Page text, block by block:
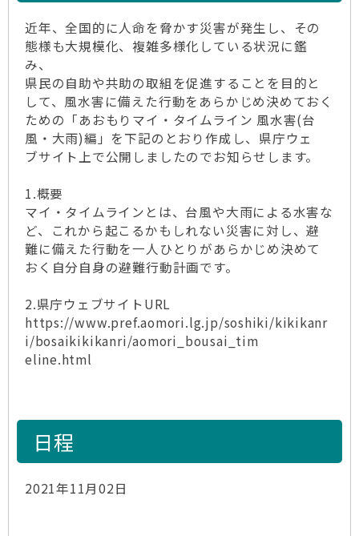
近年、全国的に人命を脅かす災害が発生し、その
態様も大規模化、複雑多様化している状況に鑑
み、
県民の自助や共助の取組を促進することを目的と
して、風水害に備えた行動をあらかじめ決めておく
ための「あおもりマイ・タイムライン 風水害(台
風・大雨)編」を下記のとおり作成し、県庁ウェ
ブサイト上で公開しましたのでお知らせします。
1.概要
マイ・タイムラインとは、台風や大雨による水害な
ど、これから起こるかもしれない災害に対し、避
難に備えた行動を一人ひとりがあらかじめ決めて
おく自分自身の避難行動計画です。
2.県庁ウェブサイトURL
https://www.pref.aomori.lg.jp/soshiki/kikikanr
i/bosaikikikanri/aomori_bousai_tim
eline.html
日程
2021年11月02日